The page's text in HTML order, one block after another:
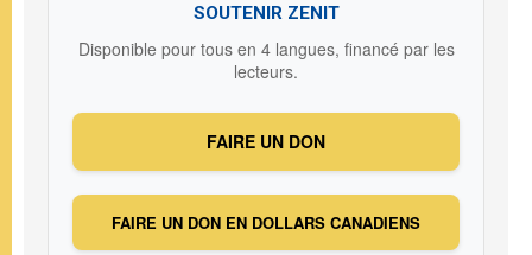
SOUTENIR ZENIT
Disponible pour tous en 4 langues, financé par les
lecteurs.
FAIRE UN DON
FAIRE UN DON EN DOLLARS CANADIENS